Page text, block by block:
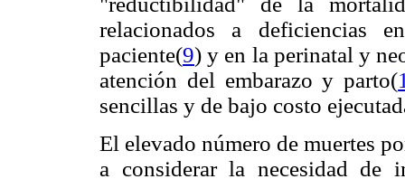
relacionados a deficiencias
paciente(9) y en la perinatal y
atención del embarazo y parto(
sencillas y de bajo costo
El elevado número de muertes
a considerar la necesidad de